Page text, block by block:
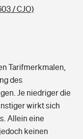
/ CJO)
Tarifmerkmalen,
des
Je niedriger die
wirkt sich
Allein eine
keinen